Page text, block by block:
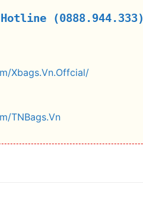
(0888.944.333)
Xbags.Vn.Offcial/
TNBags.Vn